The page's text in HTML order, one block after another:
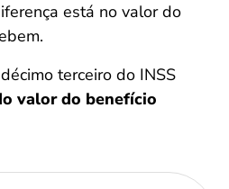
está no valor do
terceiro do INSS
valor do benefício